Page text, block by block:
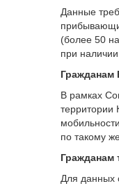
Данные
(более 50
при наличии
Гражданам
В рамках
территории
по такому
Гражданам
Для данных